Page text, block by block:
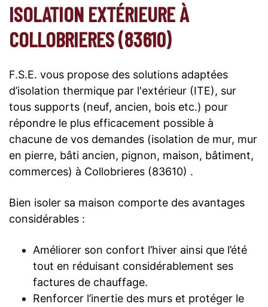
ISOLATION EXTÉRIEURE À
COLLOBRIERES (83610)
F.S.E. vous propose des solutions adaptées
d’isolation thermique par l'extérieur (ITE), sur
tous supports (neuf, ancien, bois etc.) pour
répondre le plus efficacement possible à
chacune de vos demandes (isolation de mur, mur
en pierre, bâti ancien, pignon, maison, bâtiment,
commerces) à Collobrieres (83610) .
Bien isoler sa maison comporte des avantages
considérables :
Améliorer son confort l’hiver ainsi que l’été
tout en réduisant considérablement ses
factures de chauffage.
Renforcer l’inertie des murs et protéger le